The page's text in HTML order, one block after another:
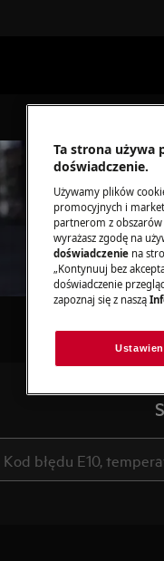
Ta strona używa
doświadczenie.
Używamy plików
promocyjnych i
partnerom z obszarów
wyrażasz zgodę na
doświadczenie na
„Kontynuuj bez
doświadczenie
zapoznaj się z naszą